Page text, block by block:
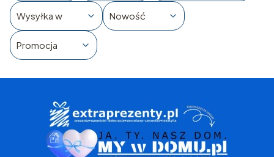
Wysyłka w Nowość
Promocja